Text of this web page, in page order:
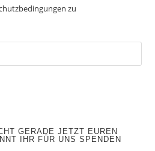
zu
GERADE JETZT EUREN
IHR FÜR UNS SPENDEN